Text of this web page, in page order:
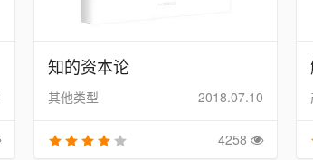
知的资本论
其他类型 2018.07.10
4258